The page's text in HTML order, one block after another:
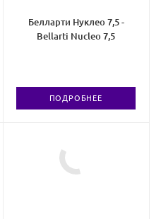
Белларти Нуклео 7,5 -
Bellarti Nucleo 7,5
ПОДРОБНЕЕ